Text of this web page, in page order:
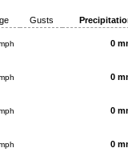
Gusts
0
0
0
0